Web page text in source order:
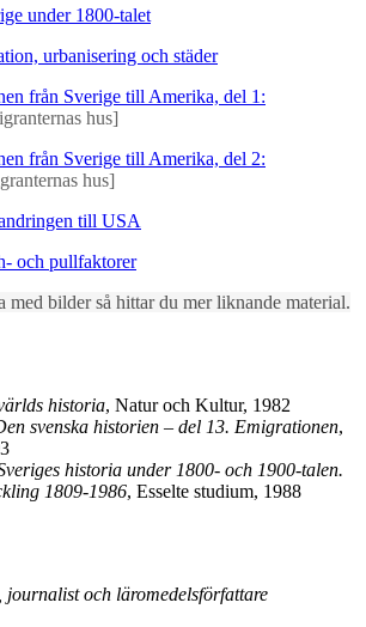
under 1800-talet
urbanisering och städer
från Sverige till Amerika, del 1:
hus]
från Sverige till Amerika, del 2:
hus]
till USA
och pullfaktorer
med bilder så hittar du mer liknande material.
historia, Natur och Kultur, 1982
svenska historien – del 13. Emigrationen,
historia under 1800- och 1900-talen.
1809-1986, Esselte studium, 1988
och läromedelsförfattare